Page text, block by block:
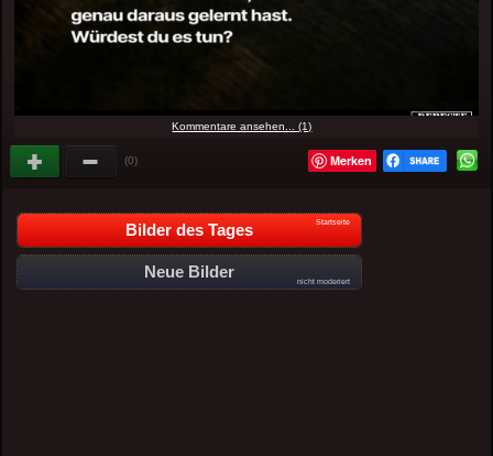
Kommentare ansehen... (1)
(0) Merken
Bilder des Tages Startseite
Neue Bilder
nicht moderiert